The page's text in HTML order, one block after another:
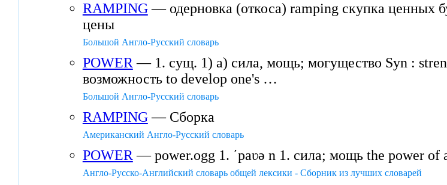
RAMPING— одерновка (откоса) ramping скупка ценных
цены
Большой Англо-Русский словарь
POWER — 1. сущ. 1) а) сила, мощь; могущество Syn :
возможность to develop one's …
Большой Англо-Русский словарь
RAMPING— Сборка
Американский Англо-Русский словарь
POWER — power.ogg 1. ʹpaʋə n 1. сила; мощь the power
Англо-Русско-Английский словарь общей лексики - Сборник из лучших словарей